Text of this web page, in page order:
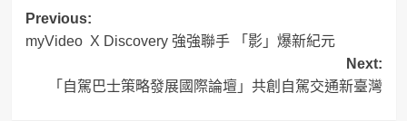
Post
navigation
Previous:
myVideo X Discovery 強強聯手 「影」爆新紀元
Next:
「自駕巴士策略發展國際論壇」共創自駕交通新臺灣